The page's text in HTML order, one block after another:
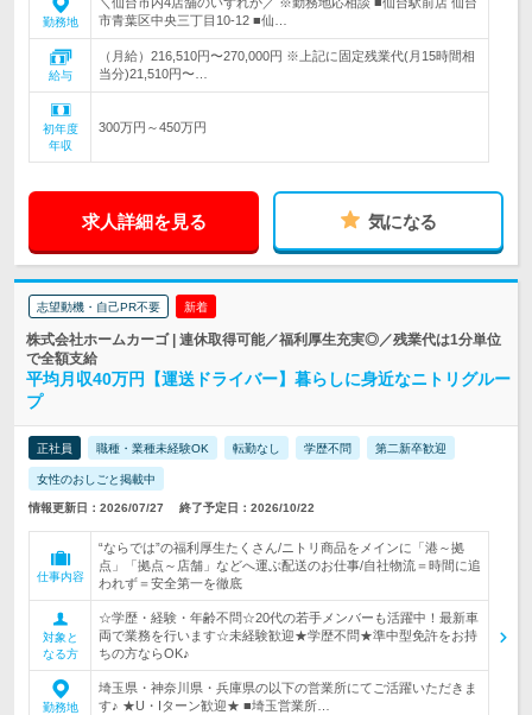
勤務地
市青葉区中央三丁目10-12 ■仙…
給与
（月給）216,510円〜270,000円 ※上記に固定残業代(月15時間相
当分)21,510円〜…
初年度
年収
300万円～450万円
求人詳細を見る 気になる
志望動機・自己PR不要 新着
株式会社ホームカーゴ | 連休取得可能／福利厚生充実◎／残業代は1分単位
で全額支給
平均月収40万円【運送ドライバー】暮らしに身近なニトリグルー
プ
正社員 職種・業種未経験OK 転勤なし 学歴不問 第二新卒歓迎
女性のおしごと掲載中
情報更新日：2026/07/27 終了予定日：2026/10/22
仕事内容
“ならでは”の福利厚生たくさん/ニトリ商品をメインに「港～拠
点」「拠点～店舗」などへ運ぶ配送のお仕事/自社物流＝時間に追
われず＝安全第一を徹底
対象と
なる方
☆学歴・経験・年齢不問☆20代の若手メンバーも活躍中！最新車
両で業務を行います☆未経験歓迎★学歴不問★準中型免許をお持
ちの方ならOK♪
勤務地
埼玉県・神奈川県・兵庫県の以下の営業所にてご活躍いただきま
す♪ ★U・Iターン歓迎★ ■埼玉営業所…